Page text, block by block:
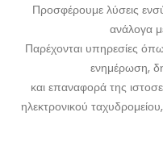
Προσφέρουμε λύσεις
ανάλογα
Παρέχονται υπηρεσίες
ενημέρωση,
και επαναφορά της
ηλεκτρονικού